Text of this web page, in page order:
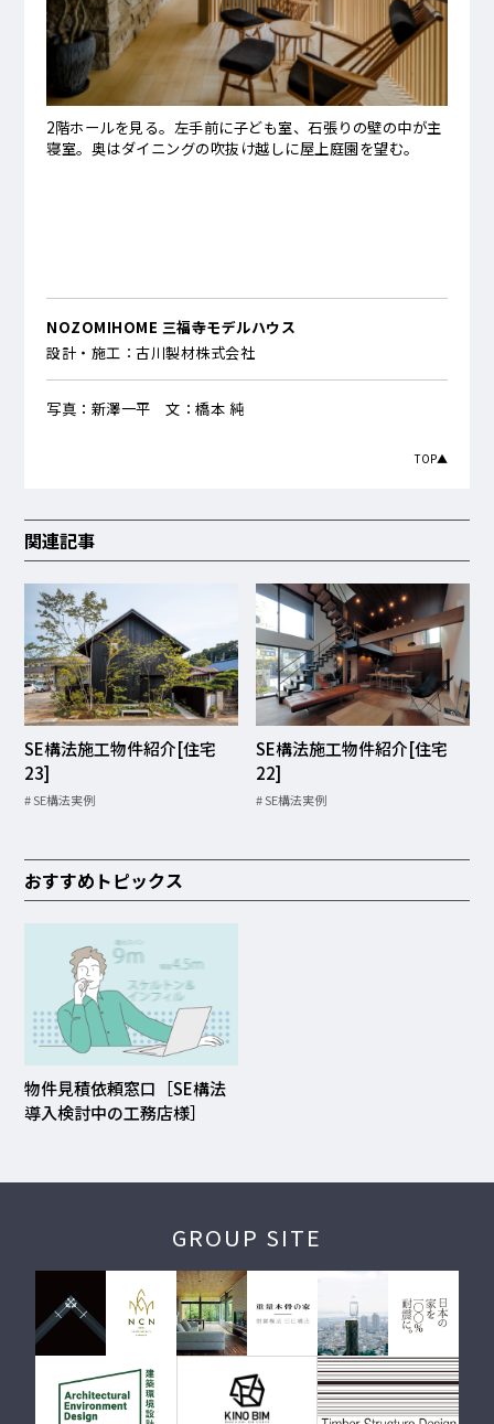
2階ホールを見る。左手前に子ども室、石張りの壁の中が主
寝室。奥はダイニングの吹抜け越しに屋上庭園を望む。
NOZOMIHOME 三福寺モデルハウス
設計・施工：古川製材株式会社
写真：新澤一平 文：橋本 純
TOP▲
関連記事
SE構法施工物件紹介[住宅
23]
SE構法実例
SE構法施工物件紹介[住宅
22]
SE構法実例
おすすめトピックス
物件見積依頼窓口［SE構法
導入検討中の工務店様］
GROUP SITE